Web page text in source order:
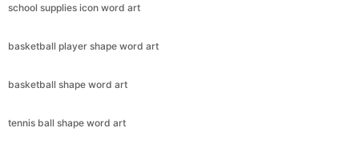
school supplies icon word art
basketball player shape word art
basketball shape word art
tennis ball shape word art